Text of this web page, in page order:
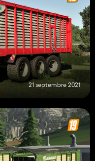
21 septembre 2021